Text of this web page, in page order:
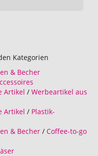
Kategorien
& Becher
Artikel / Werbeartikel aus
Artikel / Plastik-
& Becher / Coffee-to-go